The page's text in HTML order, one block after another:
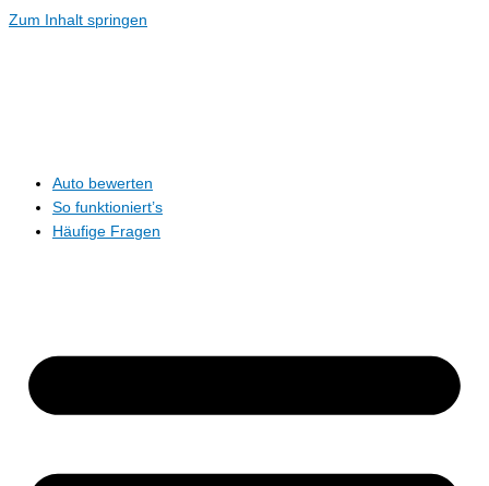
Zum Inhalt springen
Auto bewerten
So funktioniert’s
Häufige Fragen